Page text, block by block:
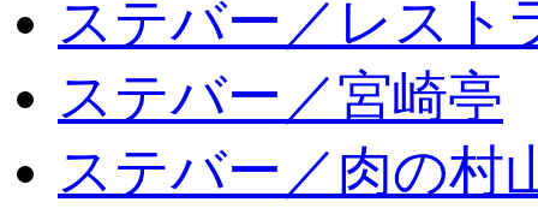
ステバー／レスト
ステバー／宮崎亭
ステバー／肉の村